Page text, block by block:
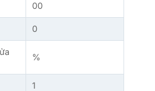
00
0
%
1